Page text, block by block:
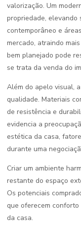
valorização. Um
propriedade, elevando
contemporâneo e
mercado, atraindo
bem planejado pode
se trata da venda do
Além do apelo visual,
qualidade. Materiais
de resistência e
evidencia a
estética da casa,
durante uma
Criar um ambiente
restante do espaço
Os potenciais
que oferecem
da casa.